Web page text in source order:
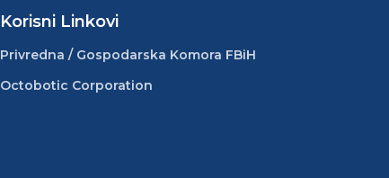
Korisni Linkovi
Privredna / Gospodarska Komora FBiH
Octobotic Corporation